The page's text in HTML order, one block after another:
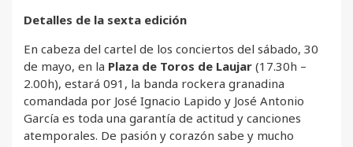
Detalles de la sexta edición
En cabeza del cartel de los conciertos del sábado, 30
de mayo, en la Plaza de Toros de Laujar (17.30h –
2.00h), estará 091, la banda rockera granadina
comandada por José Ignacio Lapido y José Antonio
García es toda una garantía de actitud y canciones
atemporales. De pasión y corazón sabe y mucho